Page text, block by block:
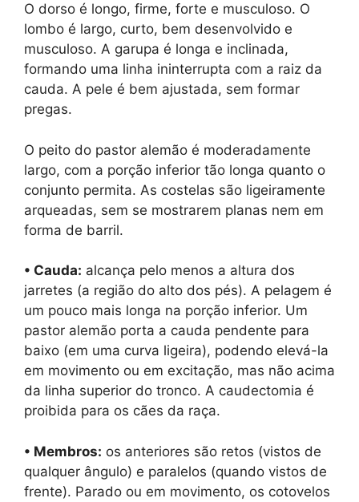
O dorso é longo, firme, forte e musculoso. O
lombo é largo, curto, bem desenvolvido e
musculoso. A garupa é longa e inclinada,
formando uma linha ininterrupta com a raiz da
cauda. A pele é bem ajustada, sem formar
pregas.
O peito do pastor alemão é moderadamente
largo, com a porção inferior tão longa quanto o
conjunto permita. As costelas são ligeiramente
arqueadas, sem se mostrarem planas nem em
forma de barril.
• Cauda: alcança pelo menos a altura dos
jarretes (a região do alto dos pés). A pelagem é
um pouco mais longa na porção inferior. Um
pastor alemão porta a cauda pendente para
baixo (em uma curva ligeira), podendo elevá-la
em movimento ou em excitação, mas não acima
da linha superior do tronco. A caudectomia é
proibida para os cães da raça.
• Membros: os anteriores são retos (vistos de
qualquer ângulo) e paralelos (quando vistos de
frente). Parado ou em movimento, os cotovelos